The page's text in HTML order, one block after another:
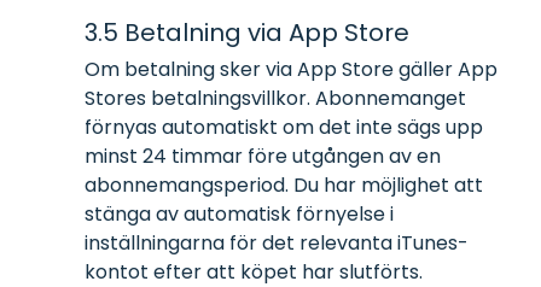
3.5 Betalning via App Store
Om betalning sker via App Store gäller App
Stores betalningsvillkor. Abonnemanget
förnyas automatiskt om det inte sägs upp
minst 24 timmar före utgången av en
abonnemangsperiod. Du har möjlighet att
stänga av automatisk förnyelse i
inställningarna för det relevanta iTunes-
kontot efter att köpet har slutförts.